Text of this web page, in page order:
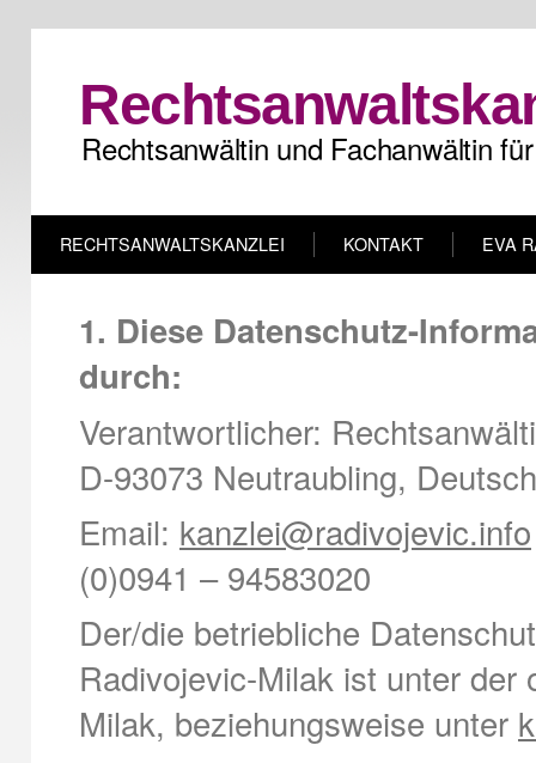
Rechtsanwältin und Fachanwältin
RECHTSANWALTSKANZLEI KONTAKT EVA
1. Diese Datenschutz-
durch:
Verantwortlicher:
D-93073 Neutraubling,
Email: kanzlei@radivojevic.info
(0)0941 – 94583020
Der/die betriebliche
Radivojevic-Milak ist unter
Milak, beziehungsweise unter